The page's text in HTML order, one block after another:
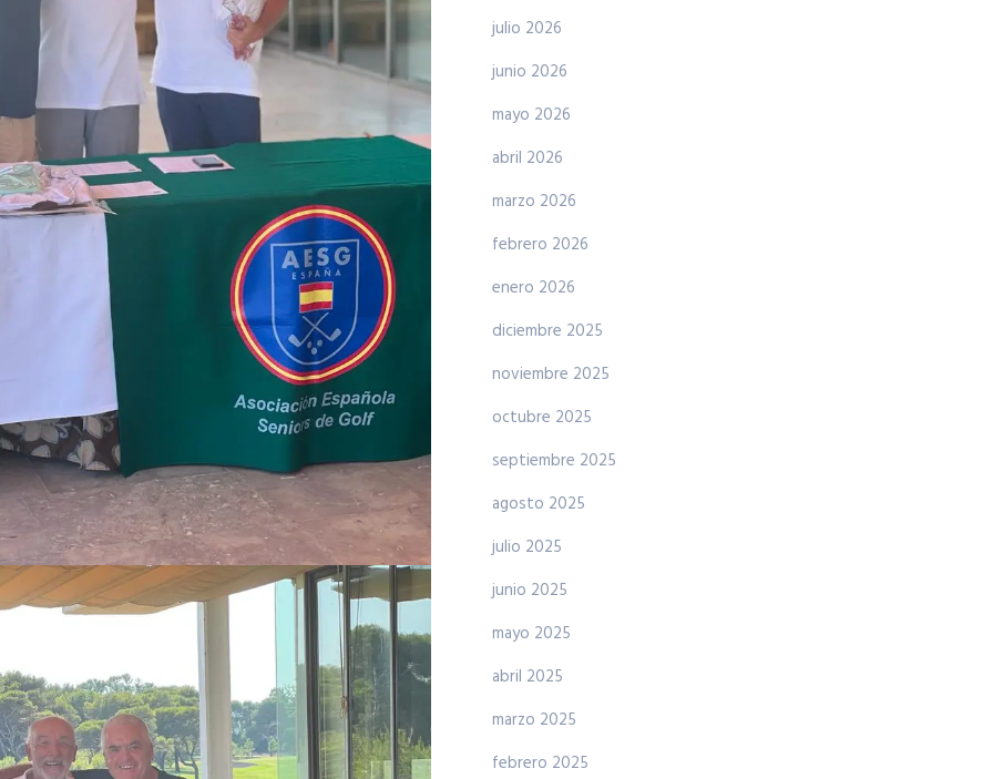
julio 2026
junio 2026
mayo 2026
abril 2026
marzo 2026
febrero 2026
enero 2026
diciembre 2025
noviembre 2025
octubre 2025
septiembre 2025
agosto 2025
julio 2025
junio 2025
mayo 2025
abril 2025
marzo 2025
febrero 2025